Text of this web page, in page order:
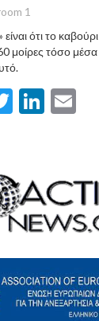
1
είναι ότι το
μοίρες τόσο
Twitter